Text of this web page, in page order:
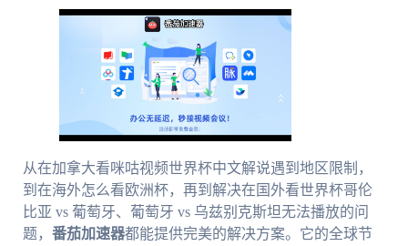
从在加拿大看咪咕视频世界杯中文解说遇到地区限制，
到在海外怎么看欧洲杯，再到解决在国外看世界杯哥伦
比亚 vs 葡萄牙、葡萄牙 vs 乌兹别克斯坦无法播放的问
题， 番茄加速器都能提供完美的解决方案。它的全球节